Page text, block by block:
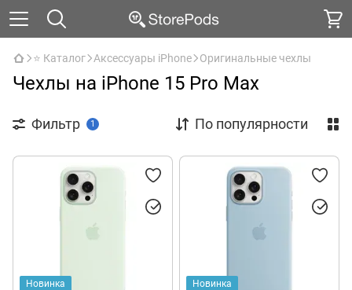
⭐ Каталог Аксессуары iPhone Оригинальные чехлы
Чехлы на iPhone 15 Pro Max
Фильтр 1 По популярности
Новинка
Новинка